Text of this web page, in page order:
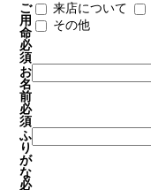
ご
用
命
必
須
来店について
その他
お
名
前
必
須
ふ
り
が
な
必